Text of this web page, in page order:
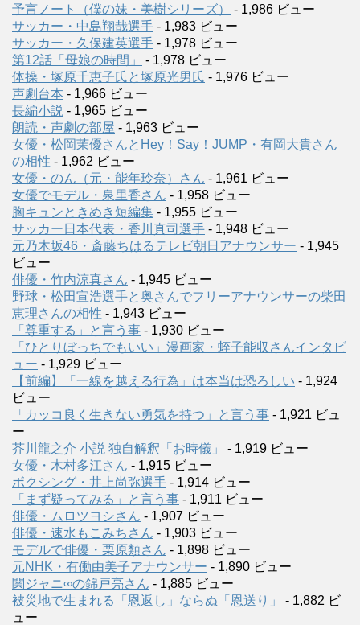
予言ノート（僕の妹・美樹シリーズ）
- 1,986 ビュー
サッカー・中島翔哉選手 - 1,983 ビュー
サッカー・久保建英選手 - 1,978 ビュー
第12話「母娘の時間」
- 1,978 ビュー
体操・塚原千恵子氏と塚原光男氏 - 1,976 ビュー
声劇台本 - 1,966 ビュー
長編小説 - 1,965 ビュー
朗読・声劇の部屋 - 1,963 ビュー
女優・松岡茉優さんとHey！Say！JUMP・有岡大貴さん
の相性 - 1,962 ビュー
女優・のん（元・能年玲奈）さん - 1,961 ビュー
女優でモデル・泉里香さん - 1,958 ビュー
胸キュンときめき短編集 - 1,955 ビュー
サッカー日本代表・香川真司選手 - 1,948 ビュー
元乃木坂46・斎藤ちはるテレビ朝日アナウンサー - 1,945
ビュー
俳優・竹内涼真さん - 1,945 ビュー
野球・松田宣浩選手と奥さんでフリーアナウンサーの柴田
恵理さんの相性 - 1,943 ビュー
「尊重する」と言う事 - 1,930 ビュー
「ひとりぼっちでもいい」漫画家・蛭子能収さんインタビ
ュー - 1,929 ビュー
【前編】「一線を越える行為」は本当は恐ろしい - 1,924
ビュー
「カッコ良く生きない勇気を持つ」と言う事 - 1,921 ビュ
ー
芥川龍之介 小説 独自解釈「お時儀」
- 1,919 ビュー
女優・木村多江さん - 1,915 ビュー
ボクシング・井上尚弥選手 - 1,914 ビュー
「まず疑ってみる」と言う事 - 1,911 ビュー
俳優・ムロツヨシさん - 1,907 ビュー
俳優・速水もこみちさん - 1,903 ビュー
モデルで俳優・栗原類さん - 1,898 ビュー
元NHK・有働由美子アナウンサー - 1,890 ビュー
関ジャニ∞の錦戸亮さん - 1,885 ビュー
被災地で生まれる「恩返し」ならぬ「恩送り」
- 1,882 ビ
ュー